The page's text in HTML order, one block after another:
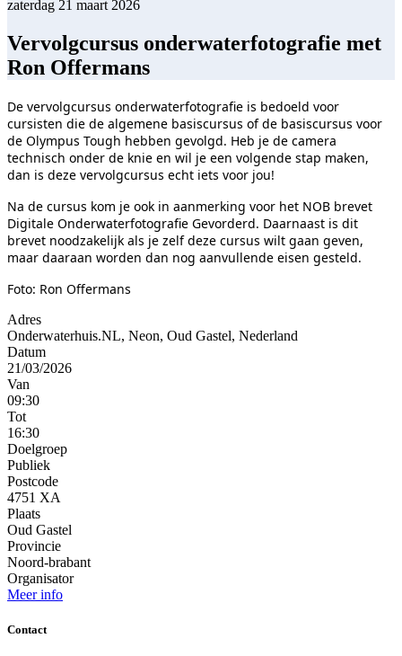
zaterdag 21 maart 2026
Vervolgcursus onderwaterfotografie met
Ron Offermans
De vervolgcursus onderwaterfotografie is bedoeld voor
cursisten die de algemene basiscursus of de basiscursus voor
de Olympus Tough hebben gevolgd. Heb je de camera
technisch onder de knie en wil je een volgende stap maken,
dan is deze vervolgcursus echt iets voor jou!
Na de cursus kom je ook in aanmerking voor het NOB brevet
Digitale Onderwaterfotografie Gevorderd. Daarnaast is dit
brevet noodzakelijk als je zelf deze cursus wilt gaan geven,
maar daaraan worden dan nog aanvullende eisen gesteld.
Foto: Ron Offermans
Adres
Onderwaterhuis.NL, Neon, Oud Gastel, Nederland
Datum
21/03/2026
Van
09:30
Tot
16:30
Doelgroep
Publiek
Postcode
4751 XA
Plaats
Oud Gastel
Provincie
Noord-brabant
Organisator
Meer info
Contact